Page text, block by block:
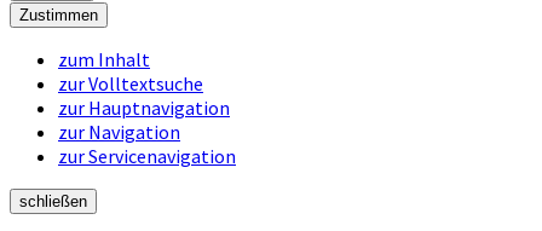
Zustimmen
zum Inhalt
zur Volltextsuche
zur Hauptnavigation
zur Navigation
zur Servicenavigation
schließen